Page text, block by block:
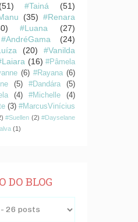
(51) #Tainá
(51)
(35) #Renara
#Luana
(27)
#AndréGama
(24)
(20)
#Vanilda
(16) #Pâmela
(6) #Rayana (6)
(5) #Dandára
(5)
(4) #Michelle
(4)
(3) #MarcusVinícius
#Suellen (2) #Dayselane
(1)
DO BLOG